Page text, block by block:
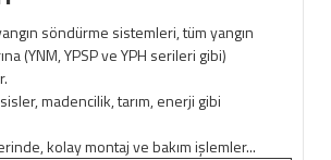
söndürme sistemleri, tüm yangın
(YNM, YPSP ve YPH serileri gibi)
madencilik, tarım, enerji gibi
kolay montaj ve bakım işlemler...